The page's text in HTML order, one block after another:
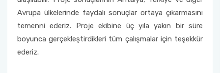
Avrupa ülkelerinde faydalı sonuçlar ortaya çıkarmasını
temenni ederiz. Proje ekibine üç yıla yakın bir süre
boyunca gerçekleştirdikleri tüm çalışmalar için teşekkür
ederiz.
Eğitim Öğretim Komisyonu
Burs ve Sosyal Hizmetler Komisyonu
Engelli Birim Yetkilisi